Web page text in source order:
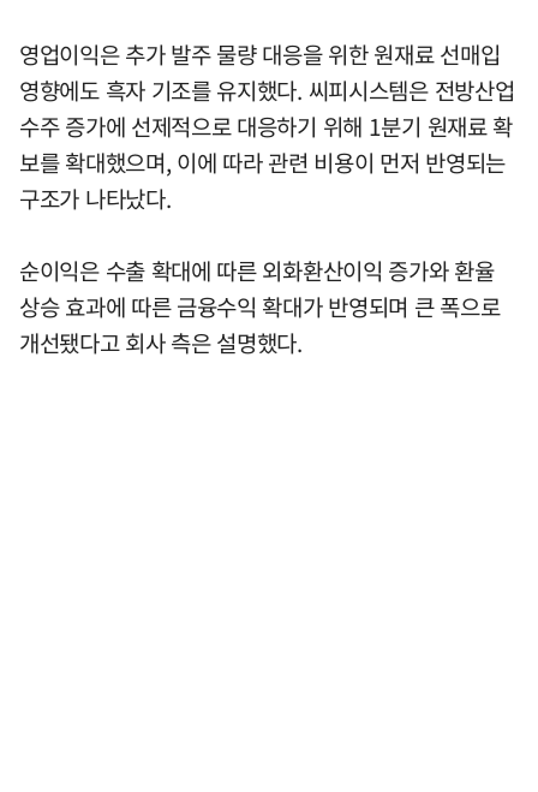
영업이익은 추가 발주 물량 대응을 위한 원재료 선매입
영향에도 흑자 기조를 유지했다. 씨피시스템은 전방산업
수주 증가에 선제적으로 대응하기 위해 1분기 원재료 확
보를 확대했으며, 이에 따라 관련 비용이 먼저 반영되는
구조가 나타났다.
순이익은 수출 확대에 따른 외화환산이익 증가와 환율
상승 효과에 따른 금융수익 확대가 반영되며 큰 폭으로
개선됐다고 회사 측은 설명했다.